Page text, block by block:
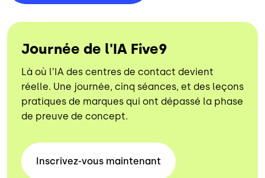
Journée de l'IA Five9
Là où l’IA des centres de contact devient
réelle. Une journée, cinq séances, et des leçons
pratiques de marques qui ont dépassé la phase
de preuve de concept.
Inscrivez-vous maintenant